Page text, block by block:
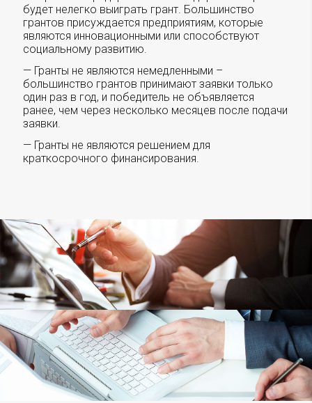
будет нелегко выиграть грант. Большинство
грантов присуждается предприятиям, которые
являются инновационными или способствуют
социальному развитию.
— Гранты не являются немедленными –
большинство грантов принимают заявки только
один раз в год, и победитель не объявляется
ранее, чем через несколько месяцев после подачи
заявки.
— Гранты не являются решением для
краткосрочного финансирования.